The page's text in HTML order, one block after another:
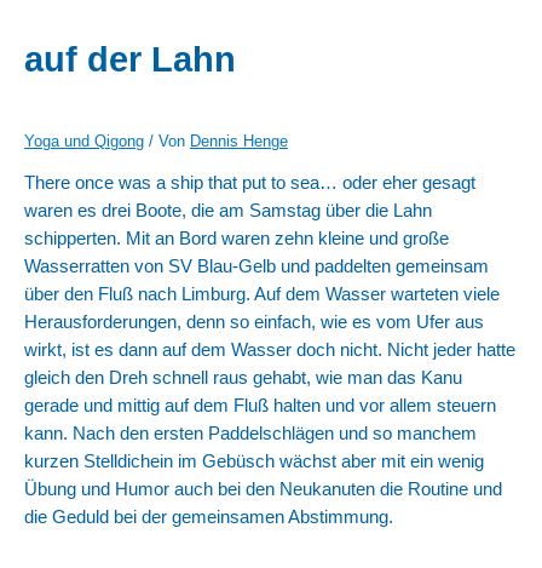
auf der Lahn
Yoga und Qigong / Von Dennis Henge
There once was a ship that put to sea… oder eher gesagt
waren es drei Boote, die am Samstag über die Lahn
schipperten. Mit an Bord waren zehn kleine und große
Wasserratten von SV Blau-Gelb und paddelten gemeinsam
über den Fluß nach Limburg. Auf dem Wasser warteten viele
Herausforderungen, denn so einfach, wie es vom Ufer aus
wirkt, ist es dann auf dem Wasser doch nicht. Nicht jeder hatte
gleich den Dreh schnell raus gehabt, wie man das Kanu
gerade und mittig auf dem Fluß halten und vor allem steuern
kann. Nach den ersten Paddelschlägen und so manchem
kurzen Stelldichein im Gebüsch wächst aber mit ein wenig
Übung und Humor auch bei den Neukanuten die Routine und
die Geduld bei der gemeinsamen Abstimmung.